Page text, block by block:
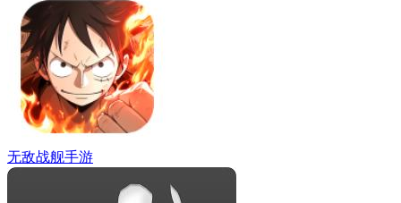
无敌战舰手游